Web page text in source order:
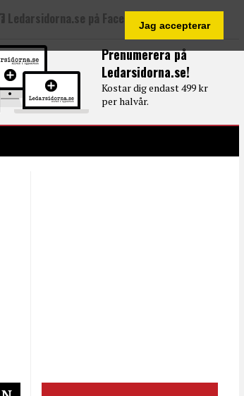
Jag accepterar
Prenumerera på
Ledarsidorna.se!
Kostar dig endast 499 kr
per halvår.
Ledarsidorna.se på Facebook